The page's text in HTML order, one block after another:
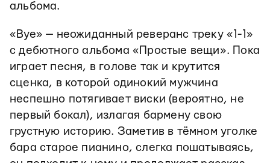
альбома.
«Bye» — неожиданный реверанс треку «1-1»
с дебютного альбома «Простые вещи». Пока
играет песня, в голове так и крутится
cценка, в которой одинокий мужчина
неспешно потягивает виски (вероятно, не
первый бокал), излагая бармену свою
грустную историю. Заметив в тёмном уголке
бара старое пианино, слегка пошатываясь,